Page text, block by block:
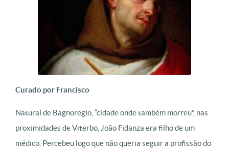
Curado por Francisco
Natural de Bagnoregio, “cidade onde também morreu”, nas
proximidades de Viterbo, João Fidanza era filho de um
médico. Percebeu logo que não queria seguir a profissão do